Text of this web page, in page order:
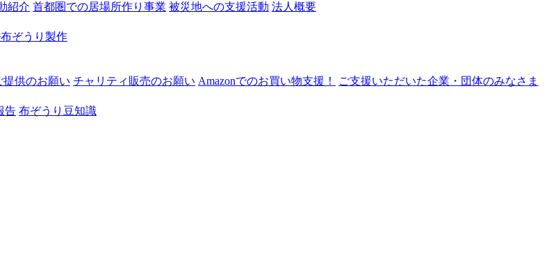
紹介 首都圏での居場所作り事業 被災地への支援活動 法人概要
ぞうり製作
供のお願い チャリティ販売のお願い Amazonでのお買い物支援！
ご支援いただいた企業・団体のみなさま
告 布ぞうり豆知識